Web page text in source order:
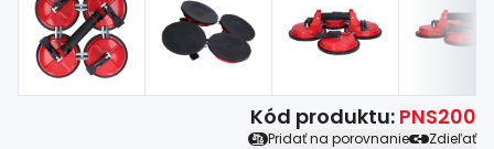
Kód produktu: PNS200
Pridať na porovnanie Zdieľať